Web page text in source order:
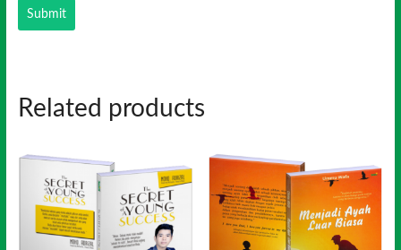
Related products